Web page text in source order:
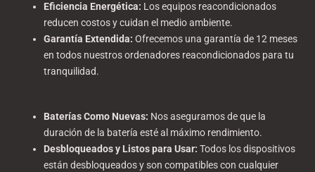
Eficiencia Energética: Los equipos reacondicionados
reducen costos y cuidan el medio ambiente.
Garantía Extendida: Ofrecemos una garantía de 12 meses
en todos nuestros ordenadores reacondicionados para tu
tranquilidad.
Baterías Como Nuevas: Nos aseguramos de que la
duración de la batería esté al máximo rendimiento.
Desbloqueados y Listos para Usar: Todos los dispositivos
están desbloqueados y son compatibles con cualquier